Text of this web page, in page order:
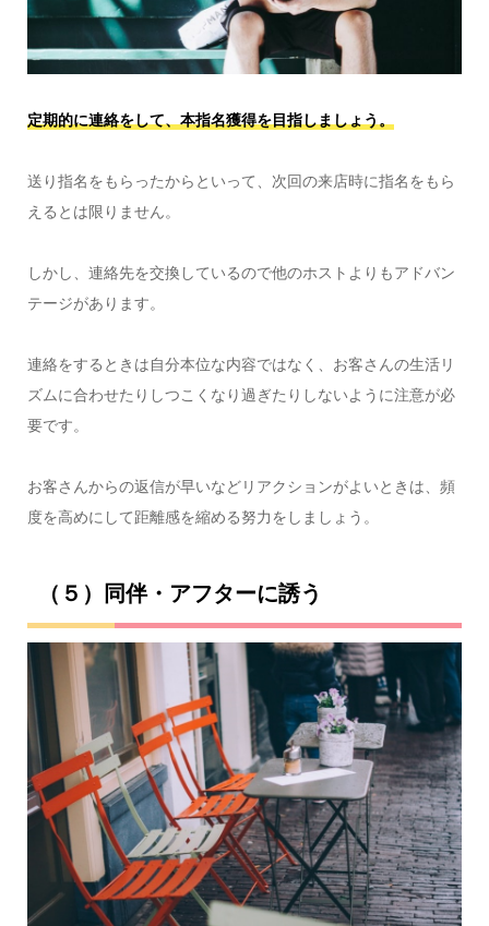
定期的に連絡をして、本指名獲得を目指しましょう。
送り指名をもらったからといって、次回の来店時に指名をもら
えるとは限りません。
しかし、連絡先を交換しているので他のホストよりもアドバン
テージがあります。
連絡をするときは自分本位な内容ではなく、お客さんの生活リ
ズムに合わせたりしつこくなり過ぎたりしないように注意が必
要です。
お客さんからの返信が早いなどリアクションがよいときは、頻
度を高めにして距離感を縮める努力をしましょう。
（５）同伴・アフターに誘う